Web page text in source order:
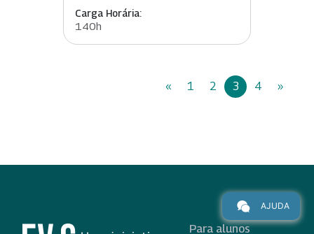
Carga Horária:
140h
« 1 2 3 4 »
Para alunos
AJUDA